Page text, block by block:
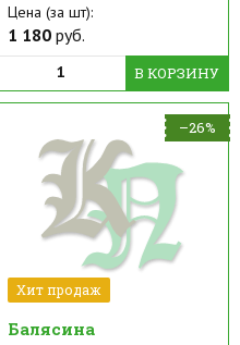
Цена (за шт):
1 180руб.
В КОРЗИНУ
Хит продаж
–26%
Балясина